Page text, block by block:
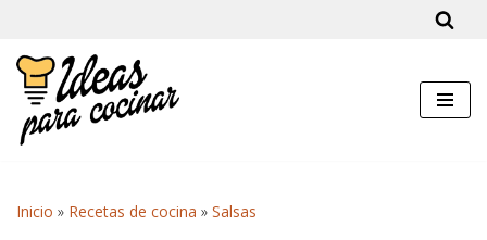
Saltar
al
contenido
Inicio » Recetas de cocina » Salsas